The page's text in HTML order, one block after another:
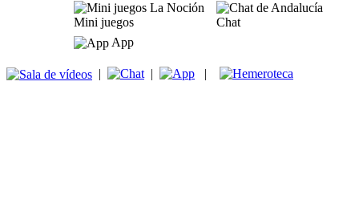
Mini juegos
Chat
App
| | |